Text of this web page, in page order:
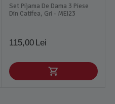
Set Pijama De Dama 3 Piese
Din Catifea, Gri - MEI23
115,00 Lei